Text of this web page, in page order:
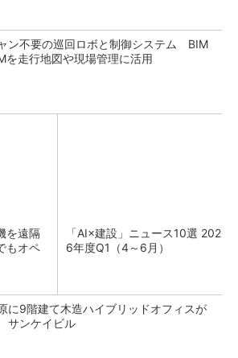
ン不要の巡回ロボと制御システム BIM
を走行地図や現場管理に活用
を遠隔
もオペ
「AI×建設」ニュース10選 202
6年度Q1（4～6月）
に9階建て木造ハイブリッドオフィスが
サンケイビル